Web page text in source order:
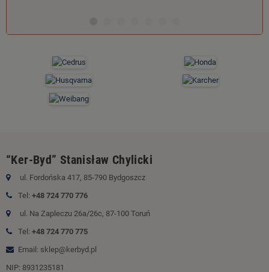
“Ker-Byd” Stanisław Chylicki
ul. Fordońska 417, 85-790 Bydgoszcz
Tel: +48 724 770 776
ul. Na Zapleczu 26a/26c, 87-100 Toruń
Tel: +48 724 770 775
Email: sklep@kerbyd.pl
NIP: 8931235181